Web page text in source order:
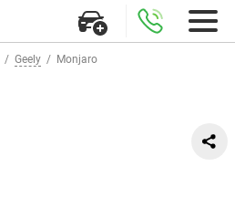
Geely Monjaro